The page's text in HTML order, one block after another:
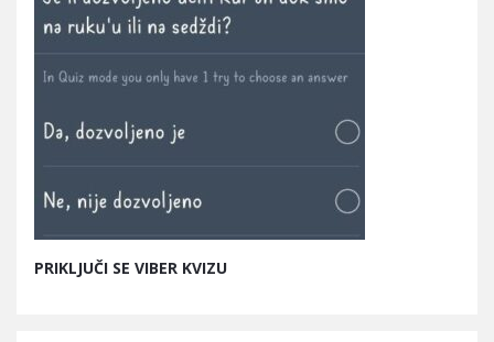
PRIKLJUČI SE VIBER KVIZU